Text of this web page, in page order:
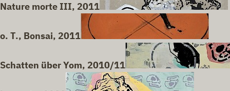
Nature morte III, 2011
o. T., Bonsai, 2011
Schatten über Yom, 2010/11